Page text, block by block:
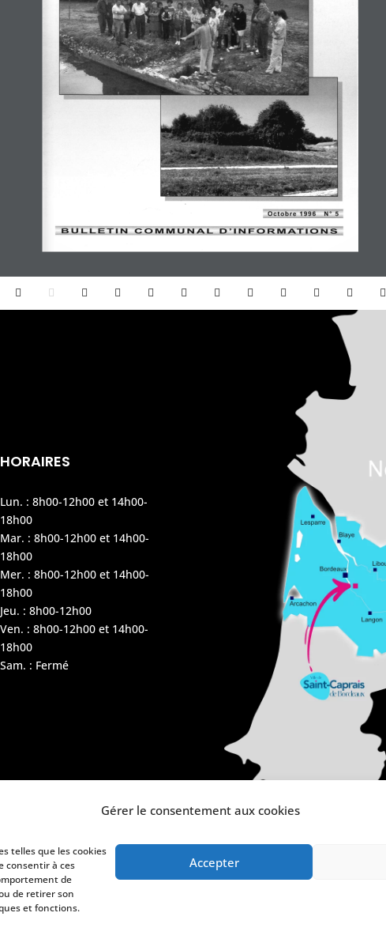
Gérer le consentement aux cookies
telles que les cookies
consentir à ces
de
de retirer son
et fonctions.
Accepter
HORAIRES
Lun. : 8h00-12h00 et 14h00-
18h00
Mar. : 8h00-12h00 et 14h00-
18h00
Mer. : 8h00-12h00 et 14h00-
18h00
Jeu. : 8h00-12h00
Ven. : 8h00-12h00 et 14h00-
18h00
Sam. : Fermé